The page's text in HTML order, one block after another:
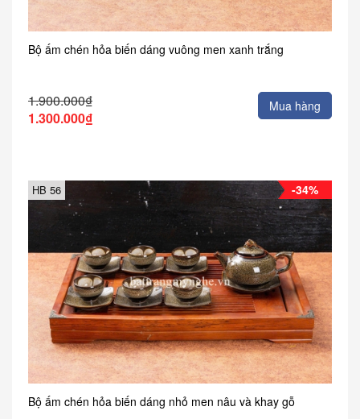
Bộ ấm chén hỏa biến dáng vuông men xanh trắng
1.900.000₫
1.300.000₫
Mua hàng
-34%
HB 56
Bộ ấm chén hỏa biến dáng nhỏ men nâu và khay gỗ